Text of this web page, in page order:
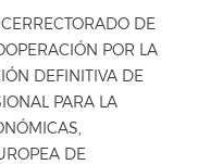
DE
POR LA
DEFINITIVA DE
PARA LA
DE